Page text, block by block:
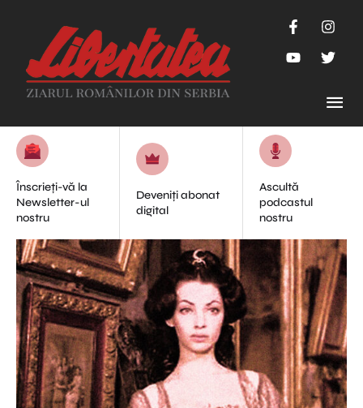
Înscrieți-vă la
Newsletter-ul
nostru
Deveniți abonat
digital
Ascultă
podcastul
nostru